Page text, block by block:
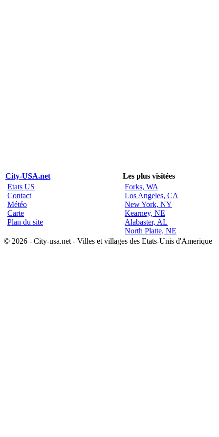
City-USA.net
Les plus visitées
Etats US
Contact
Météo
Carte
Plan du site
Forks, WA
Los Angeles, CA
New York, NY
Kearney, NE
Alabaster, AL
North Platte, NE
© 2026 - City-usa.net - Villes et villages des Etats-Unis d'Amerique